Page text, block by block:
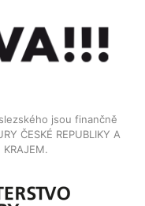
jsou finančně
ČESKÉ REPUBLIKY A
KRAJEM.